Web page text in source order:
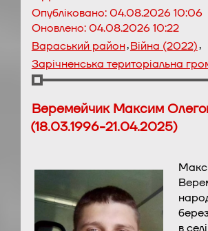
Опубліковано:04.08.2026 10:06
Оновлено:04.08.2026 10:22
Вараський район,Війна (2022),
Зарічненська територіальна
Веремейчик Максим
(18.03.1996-21.04.2025)